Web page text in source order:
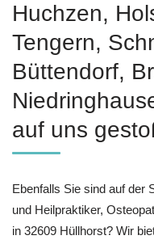
Huchzen,
Tengern,
Büttendorf,
auf uns
Ebenfalls Sie sind auf der
und Heilpraktiker,
in 32609 Hüllhorst? Wir